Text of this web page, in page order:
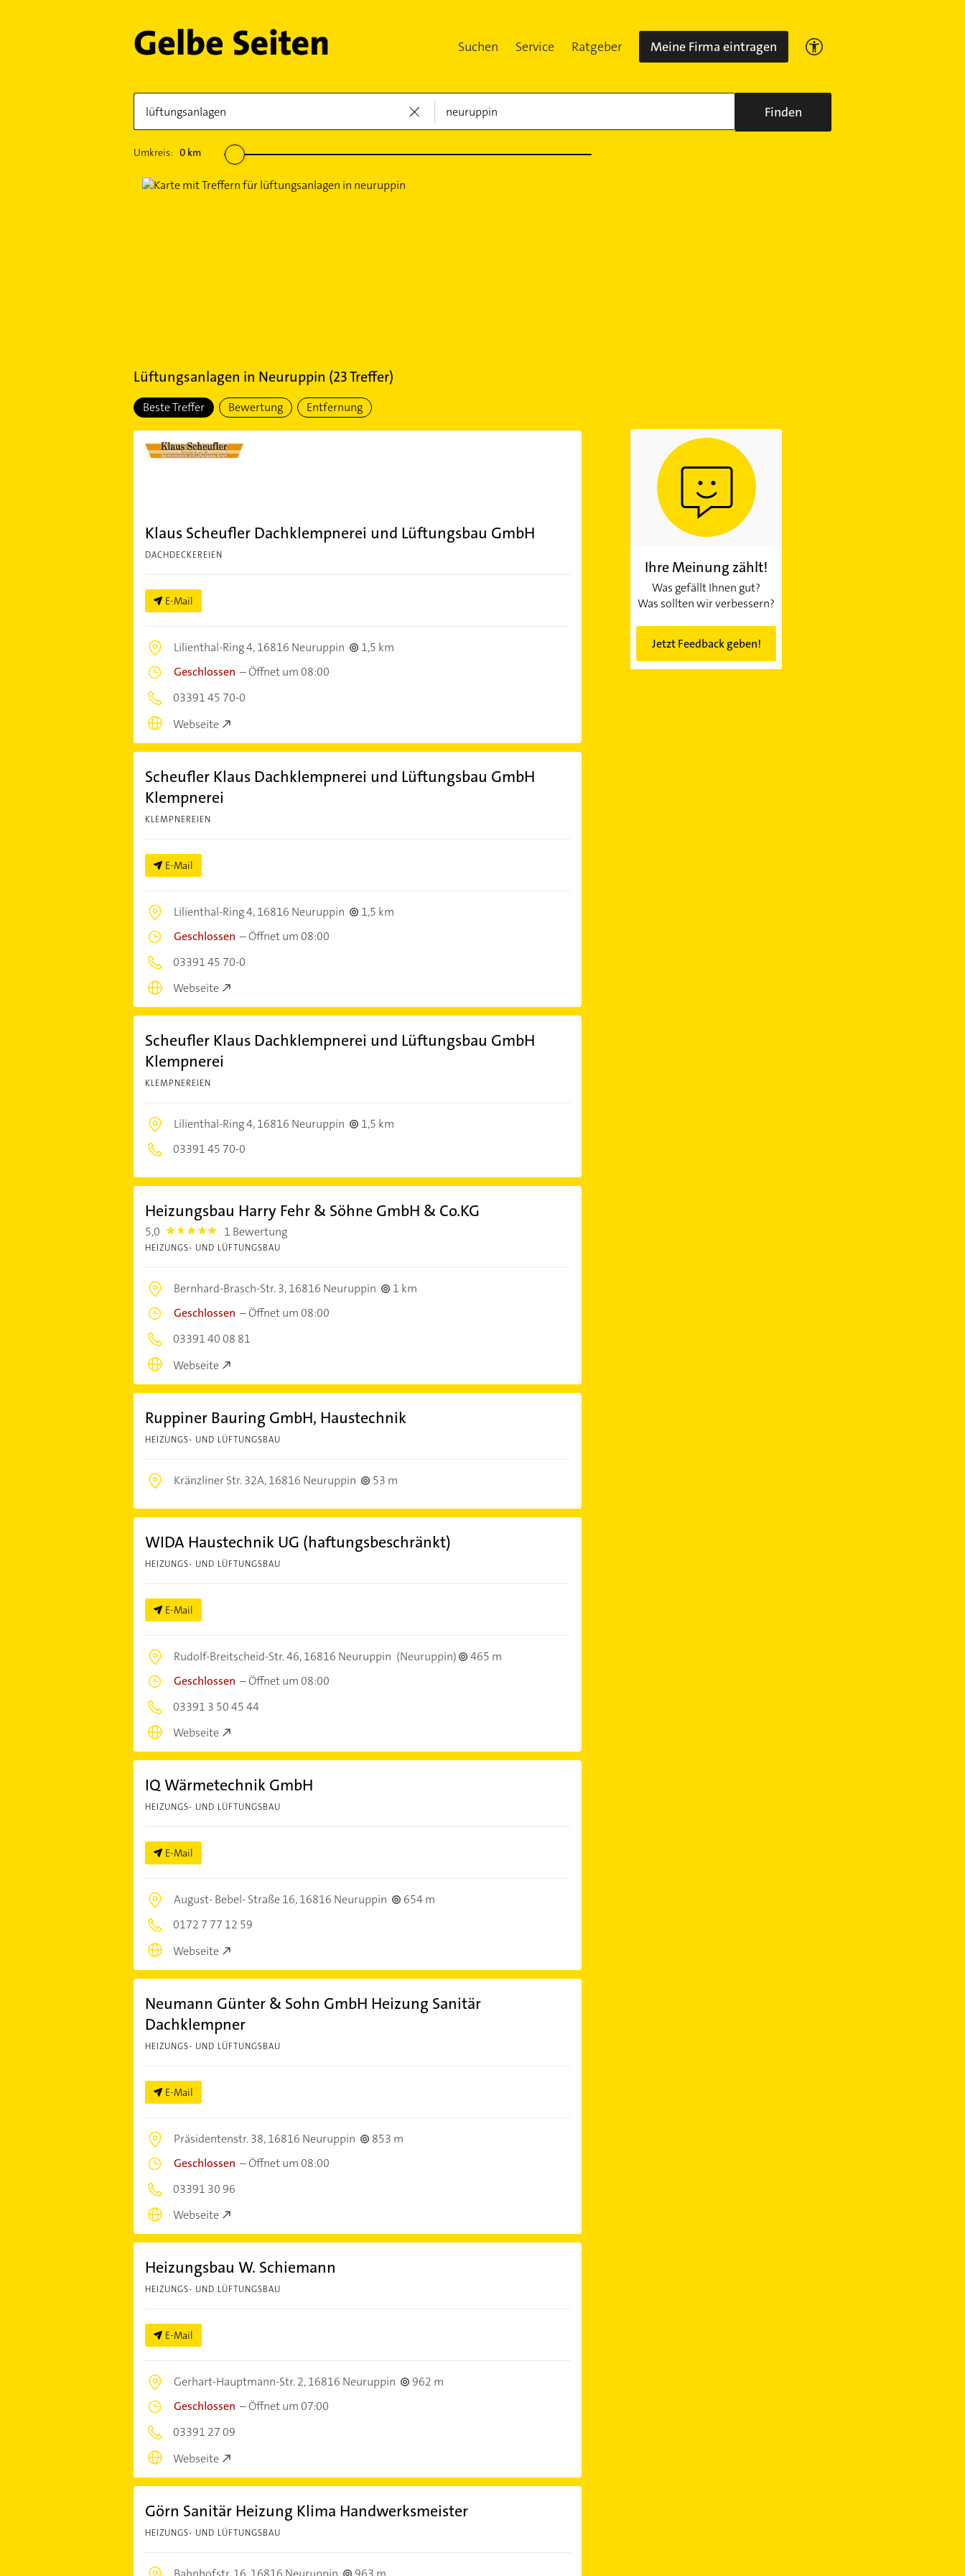
Suchen Service Ratgeber Meine Firma eintragen
Finden
Umkreis: 0km
Lüftungsanlagen in Neuruppin (23Treffer)
Beste Treffer Bewertung Entfernung
Klaus Scheufler Dachklempnerei und Lüftungsbau GmbH
DACHDECKEREIEN
E-Mail
Lilienthal-Ring 4,16816 Neuruppin
1,5 km
Geschlossen –Öffnet um 08:00
03391 45 70-0
Webseite
Scheufler Klaus Dachklempnerei und Lüftungsbau GmbH
Klempnerei
KLEMPNEREIEN
E-Mail
Lilienthal-Ring 4,16816 Neuruppin
1,5 km
Geschlossen –Öffnet um 08:00
03391 45 70-0
Webseite
Scheufler Klaus Dachklempnerei und Lüftungsbau GmbH
Klempnerei
KLEMPNEREIEN
Lilienthal-Ring 4,16816 Neuruppin
1,5 km
03391 45 70-0
Heizungsbau Harry Fehr & Söhne GmbH & Co.KG
5,0 5.0 1 Bewertung
HEIZUNGS- UND LÜFTUNGSBAU
Bernhard-Brasch-Str. 3,16816 Neuruppin
1 km
Geschlossen –Öffnet um 08:00
03391 40 08 81
Webseite
Ruppiner Bauring GmbH, Haustechnik
HEIZUNGS- UND LÜFTUNGSBAU
Kränzliner Str. 32A,16816 Neuruppin 53 m
WIDA Haustechnik UG (haftungsbeschränkt)
HEIZUNGS- UND LÜFTUNGSBAU
E-Mail
Rudolf-Breitscheid-Str. 46,16816 Neuruppin (Neuruppin)
465 m
Geschlossen –Öffnet um 08:00
03391 3 50 45 44
Webseite
IQ Wärmetechnik GmbH
HEIZUNGS- UND LÜFTUNGSBAU
E-Mail
August- Bebel- Straße 16,16816 Neuruppin
654 m
0172 7 77 12 59
Webseite
Neumann Günter & Sohn GmbH Heizung Sanitär
Dachklempner
HEIZUNGS- UND LÜFTUNGSBAU
E-Mail
Präsidentenstr. 38,16816 Neuruppin
853 m
Geschlossen –Öffnet um 08:00
03391 30 96
Webseite
Heizungsbau W. Schiemann
HEIZUNGS- UND LÜFTUNGSBAU
E-Mail
Gerhart-Hauptmann-Str. 2,16816 Neuruppin
962 m
Geschlossen –Öffnet um 07:00
03391 27 09
Webseite
Görn Sanitär Heizung Klima Handwerksmeister
HEIZUNGS- UND LÜFTUNGSBAU
Ihre Meinung zählt!
Was gefällt Ihnen gut?
Was sollten wir verbessern?
Jetzt Feedback geben!